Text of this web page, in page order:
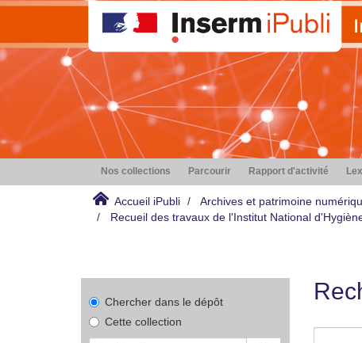
Nos collections Parcourir Rapport d'activité
Accueil iPubli Archives et patrimoine
Recueil des travaux de l'Institut National
Chercher dans le dépôt
Cette collection